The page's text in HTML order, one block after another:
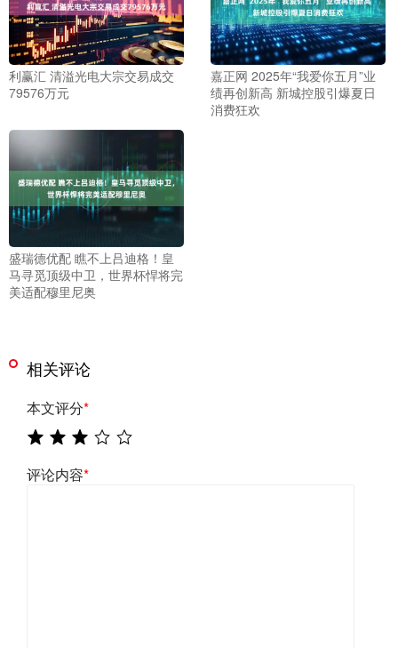
利赢汇 清溢光电大宗交易成交
79576万元
嘉正网 2025年“我爱你五月”业
绩再创新高 新城控股引爆夏日
消费狂欢
盛瑞德优配 瞧不上吕迪格！皇
马寻觅顶级中卫，世界杯悍将完
美适配穆里尼奥
相关评论
本文评分*
评论内容*